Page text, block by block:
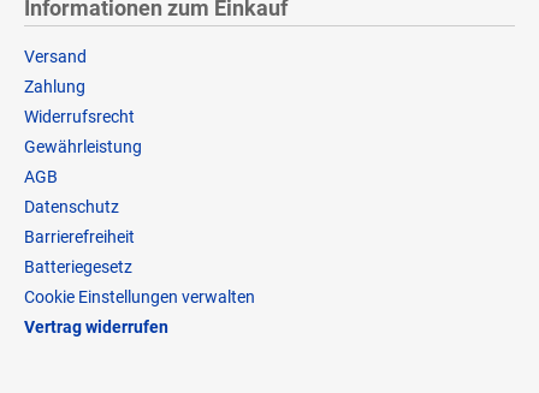
Informationen zum Einkauf
Versand
Zahlung
Widerrufsrecht
Gewährleistung
AGB
Datenschutz
Barrierefreiheit
Batteriegesetz
Cookie Einstellungen verwalten
Vertrag widerrufen